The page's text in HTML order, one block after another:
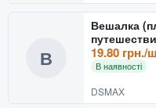
В
Вешалка
19.80 грн./
В наявності
DSMAX